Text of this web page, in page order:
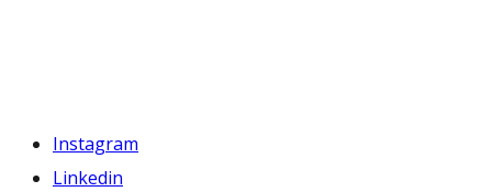
Instagram
Linkedin